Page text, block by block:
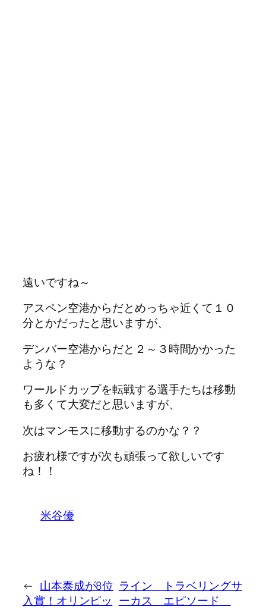
遠いですね～
アスペン空港からだとめっちゃ近くて１０
分とかだったと思いますが、
デンバー空港からだと２～３時間かかった
ような？
ワールドカップを転戦する選手たちは移動
も多くて大変だと思いますが、
次はマンモスに移動するのかな？？
お疲れ様ですが次も頑張って欲しいです
ね！！
米谷優
← 山本泰成が8位
入賞！オリンピッ
ライン トラベリングサ
ーカス エピソード